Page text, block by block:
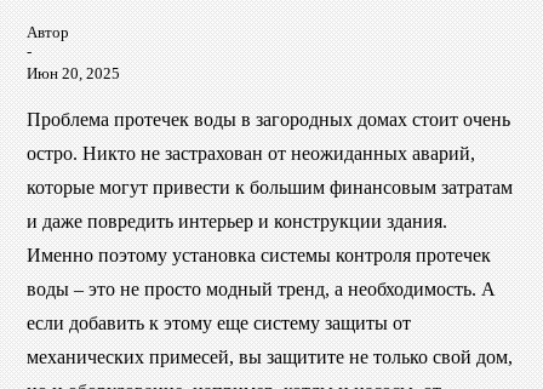
Автор
-
Июн 20, 2025
Проблема протечек воды в загородных домах стоит очень
остро. Никто не застрахован от неожиданных аварий,
которые могут привести к большим финансовым затратам
и даже повредить интерьер и конструкции здания.
Именно поэтому установка системы контроля протечек
воды – это не просто модный тренд, а необходимость. А
если добавить к этому еще систему защиты от
механических примесей, вы защитите не только свой дом,